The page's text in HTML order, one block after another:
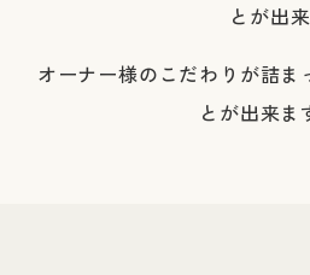
とが出来
オーナー様のこだわりが詰ま
とが出来ま